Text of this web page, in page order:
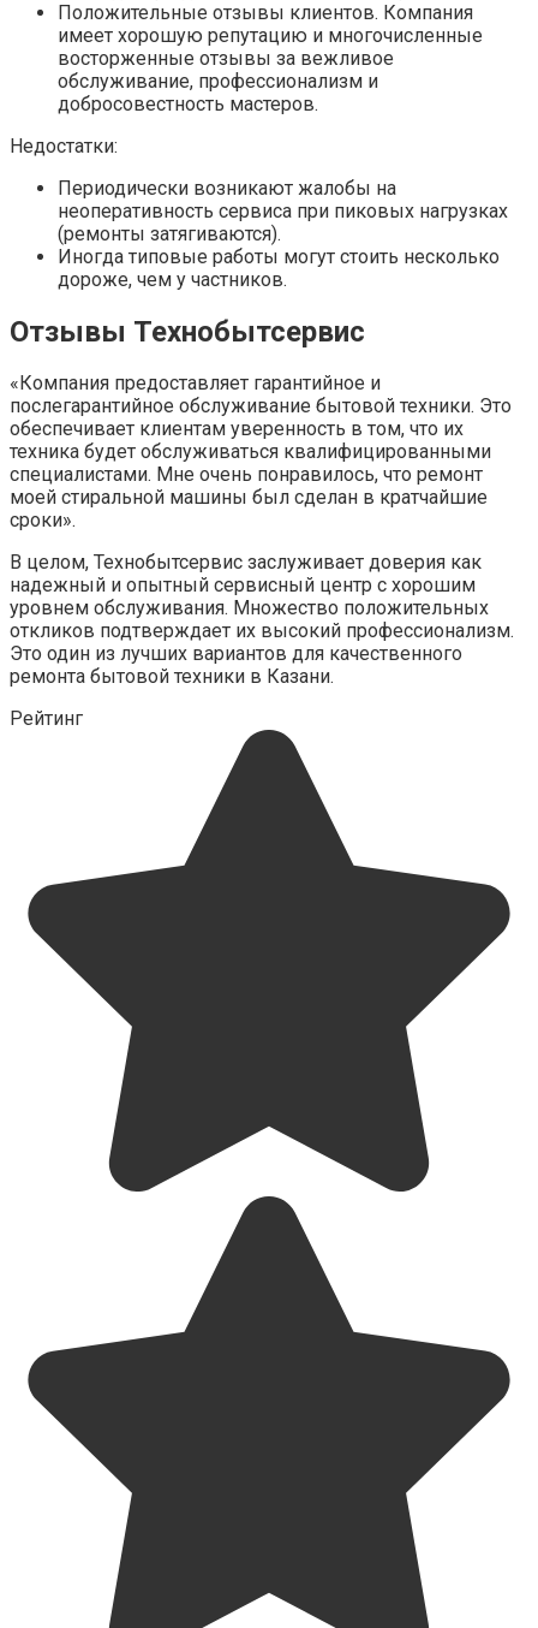
Положительные отзывы клиентов. Компания
имеет хорошую репутацию и многочисленные
восторженные отзывы за вежливое
обслуживание, профессионализм и
добросовестность мастеров.
Недостатки:
Периодически возникают жалобы на
неоперативность сервиса при пиковых нагрузках
(ремонты затягиваются).
Иногда типовые работы могут стоить несколько
дороже, чем у частников.
Отзывы Технобытсервис
«Компания предоставляет гарантийное и
послегарантийное обслуживание бытовой техники. Это
обеспечивает клиентам уверенность в том, что их
техника будет обслуживаться квалифицированными
специалистами. Мне очень понравилось, что ремонт
моей стиральной машины был сделан в кратчайшие
сроки».
В целом, Технобытсервис заслуживает доверия как
надежный и опытный сервисный центр с хорошим
уровнем обслуживания. Множество положительных
откликов подтверждает их высокий профессионализм.
Это один из лучших вариантов для качественного
ремонта бытовой техники в Казани.
Рейтинг